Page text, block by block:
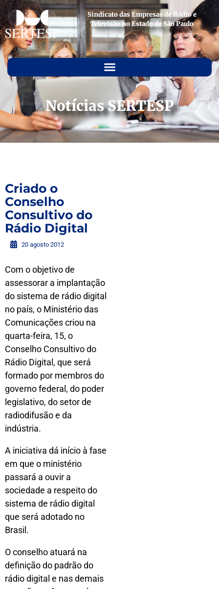
Sindicato das Empresas de Rádio e
Televisão no Estado de São Paulo
Notícias SERTESP
Criado o
Conselho
Consultivo do
Rádio Digital
20 agosto 2012
Com o objetivo de
assessorar a implantação
do sistema de rádio digital
no país, o Ministério das
Comunicações criou na
quarta-feira, 15, o
Conselho Consultivo do
Rádio Digital, que será
formado por membros do
governo federal, do poder
legislativo, do setor de
radiodifusão e da
indústria.
A iniciativa dá início à fase
em que o ministério
passará a ouvir a
sociedade a respeito do
sistema de rádio digital
que será adotado no
Brasil.
O conselho atuará na
definição do padrão do
rádio digital e nas demais